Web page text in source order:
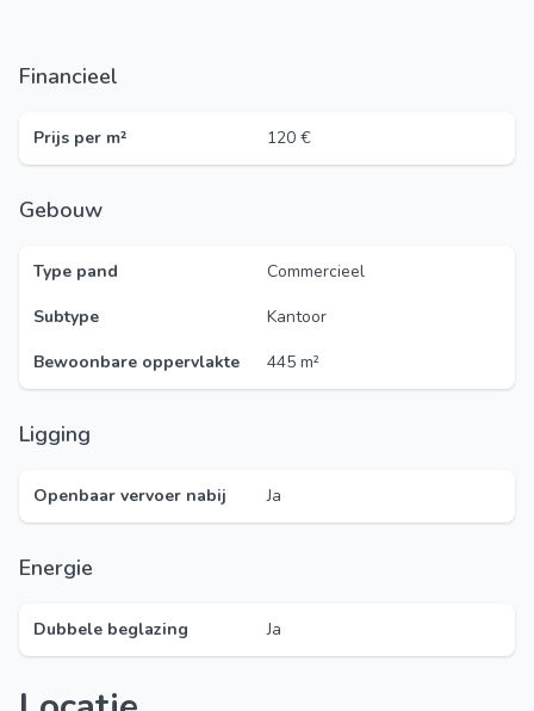
Financieel
Prijs per m² 120 €
Gebouw
Type pand
Commercieel
Subtype
Kantoor
Bewoonbare oppervlakte
445 m²
Ligging
Openbaar vervoer nabij Ja
Energie
Dubbele beglazing Ja